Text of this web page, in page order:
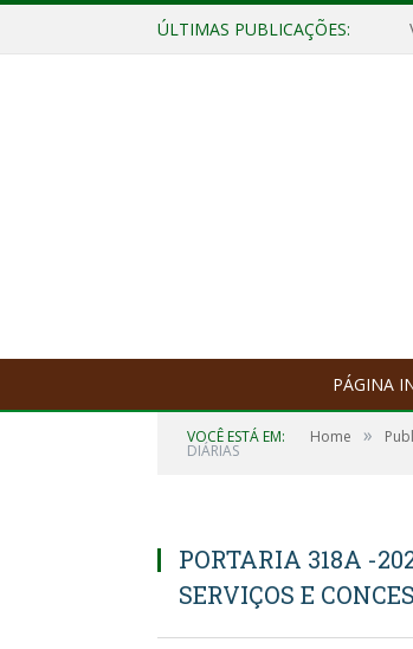
ÚLTIMAS PUBLICAÇÕES:
PÁGINA
VOCÊ ESTÁ EM: Home »
DIÁRIAS
PORTARIA 318A -
SERVIÇOS E